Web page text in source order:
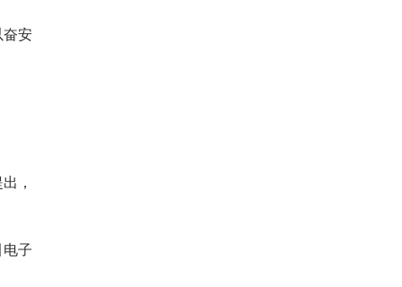
安
，
子